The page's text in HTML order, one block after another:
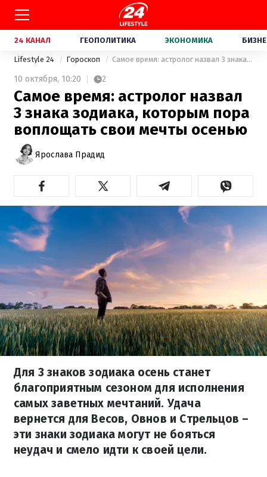
24 КАНАЛ ГЕОПОЛИТИКА ЭКОНОМИКА
Lifestyle 24 Гороскоп Самое время: астролог назвал 3 знака зодиака, которым пора воплощать свои мечты осенью
10 октября, 10:20 2
Самое время: астролог назвал
3 знака зодиака, которым пора
воплощать свои мечты осенью
Ярослава Прадид
Для 3 знаков зодиака осень станет
благоприятным сезоном для исполнения
самых заветных мечтаний. Удача
вернется для Весов, Овнов и Стрельцов –
эти знаки зодиака могут не бояться
неудач и смело идти к своей цели.